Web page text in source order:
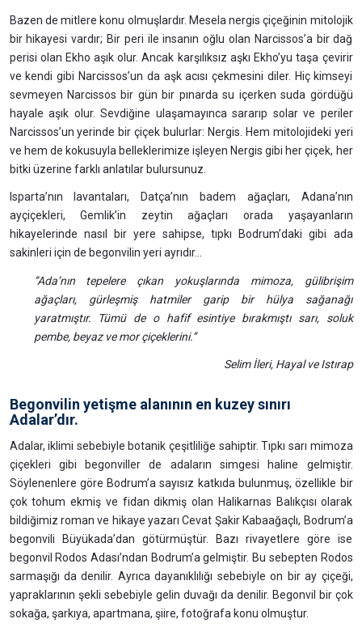
Bazen de mitlere konu olmuşlardır. Mesela nergis çiçeğinin mitolojik
bir hikayesi vardır; Bir peri ile insanın oğlu olan Narcissos’a bir dağ
perisi olan Ekho aşık olur. Ancak karşılıksız aşkı Ekho’yu taşa çevirir
ve kendi gibi Narcissos’un da aşk acısı çekmesini diler. Hiç kimseyi
sevmeyen Narcissos bir gün bir pınarda su içerken suda gördüğü
hayale aşık olur. Sevdiğine ulaşamayınca sararıp solar ve periler
Narcissos’un yerinde bir çiçek bulurlar: Nergis. Hem mitolojideki yeri
ve hem de kokusuyla belleklerimize işleyen Nergis gibi her çiçek, her
bitki üzerine farklı anlatılar bulursunuz.
Isparta’nın lavantaları, Datça’nın badem ağaçları, Adana’nın
ayçiçekleri, Gemlik’in zeytin ağaçları orada yaşayanların
hikayelerinde nasıl bir yere sahipse, tıpkı Bodrum’daki gibi ada
sakinleri için de begonvilin yeri ayrıdır...
‘’Ada’nın tepelere çıkan yokuşlarında mimoza, gülibrişim
ağaçları, gürleşmiş hatmiler garip bir hülya sağanağı
yaratmıştır. Tümü de o hafif esintiye bırakmıştı sarı, soluk
pembe, beyaz ve mor çiçeklerini.‘’
Selim İleri, Hayal ve Istırap
Begonvilin yetişme alanının en kuzey sınırı
Adalar’dır.
Adalar, iklimi sebebiyle botanik çeşitliliğe sahiptir. Tıpkı sarı mimoza
çiçekleri gibi begonviller de adaların simgesi haline gelmiştir.
Söylenenlere göre Bodrum’a sayısız katkıda bulunmuş, özellikle bir
çok tohum ekmiş ve fidan dikmiş olan Halikarnas Balıkçısı olarak
bildiğimiz roman ve hikaye yazarı Cevat Şakir Kabaağaçlı, Bodrum’a
begonvili Büyükada’dan götürmüştür. Bazı rivayetlere göre ise
begonvil Rodos Adası’ndan Bodrum’a gelmiştir. Bu sebepten Rodos
sarmaşığı da denilir. Ayrıca dayanıklılığı sebebiyle on bir ay çiçeği,
yapraklarının şekli sebebiyle gelin duvağı da denilir. Begonvil bir çok
sokağa, şarkıya, apartmana, şiire, fotoğrafa konu olmuştur.